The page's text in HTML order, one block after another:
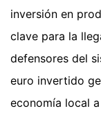
inversión en
clave para la
defensores del
euro invertido
economía local